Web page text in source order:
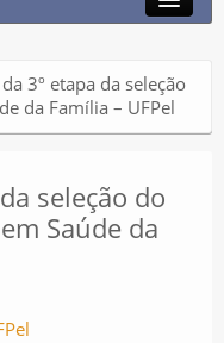
3º etapa da seleção
da Família – UFPel
seleção do
Saúde da